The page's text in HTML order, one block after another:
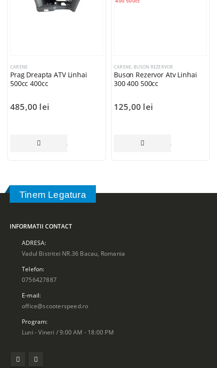
CARENE
Prag Dreapta ATV Linhai
500cc 400cc
485,00 lei
ADAUGĂ ÎN COȘ
CARENE, BUSON REZERVOR
Buson Rezervor Atv Linhai
300 400 500cc
125,00 lei
ADAUGĂ ÎN COȘ
Tinem Legatura
INFORMATII CONTACT
ADRESA:
Vadul Bistritei NR.36 Bacau, Romania
Telefon:
0756427887
E-mail:
office@scooterspeed.ro
Program:
Luni - Vineri / 9:00 AM - 18:00 PM